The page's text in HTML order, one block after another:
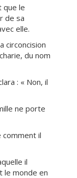
que le
de sa
elle.
circoncision
du nom
: « Non, il
ne porte
comment il
il
le monde en